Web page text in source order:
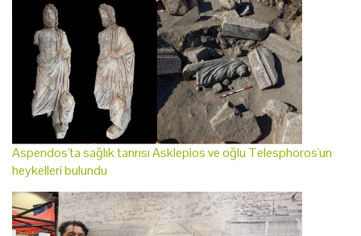
Aspendos'ta sağlık tanrısı Asklepios ve oğlu Telesphoros'un
heykelleri bulundu